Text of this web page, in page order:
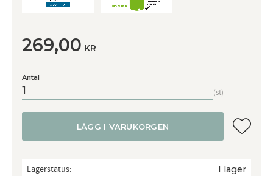
269,00 KR
Antal
st
LÄGG I VARUKORGEN Lägg
Lagerstatus I lager